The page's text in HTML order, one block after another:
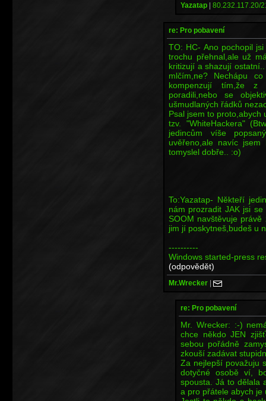
Yazatap | 80.232.117.20/
re: Pro pobavení
TO: HC- Ano pochopil
trochu přehnal,ale už
kritizují a shazují
mlčím,ne? Nechápu
kompenzují tím,že z
poradili,nebo se
ušmudlaných řádků
Psal jsem to proto,abych
tzv. "WhiteHackera"
jedincům víše
uvěřeno,ale navíc
tomyslel dobře.. :o)
To:Yazatap- Někteří
nám prozradit JAK jsi
SOOM navštěvuje
jim jí poskytneš,budeš u
----------
Windows started-press
(odpovědět)
Mr.Wrecker |
re: Pro pobavení
Mr. Wrecker: :-)
chce někdo JEN
sebou pořádně
zkouší zadávat
Za nejlepší považuju
dotyčné osobě ví,
spousta. Já to dělala
a pro přátele abych je